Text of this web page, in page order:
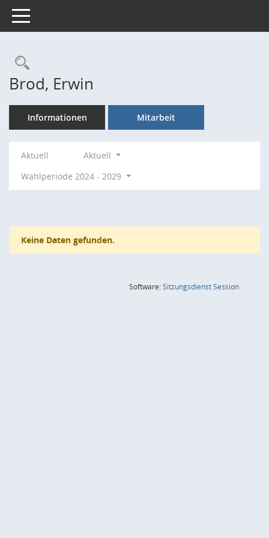
Toggle navigation
Rechercheauswahl
Brod, Erwin
Informationen Mitarbeit
Aktuell
Aktuell
Wahlperiode 2024 - 2029
Keine Daten gefunden.
Software:SitzungsdienstSession(Wird in